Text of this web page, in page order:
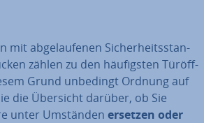
mit ab­ge­lau­fe­nen Si­cher­heits­stan­
zählen zu den häu­figs­ten Tür­öff­
Grund unbedingt Ordnung auf
die Übersicht darüber, ob Sie
unter Umständen ersetzen oder